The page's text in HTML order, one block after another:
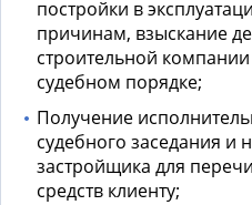
постройки в
причинам, взыскание
строительной
судебном порядке;
Получение
судебного заседания и
застройщика для
средств клиенту;